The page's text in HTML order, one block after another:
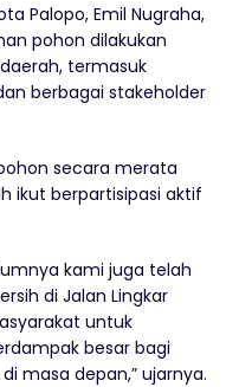
Palopo, Emil Nugraha,
pohon dilakukan
termasuk
berbagai stakeholder
secara merata
ikut berpartisipasi aktif
kami juga telah
di Jalan Lingkar
untuk
besar bagi
masa depan,” ujarnya.